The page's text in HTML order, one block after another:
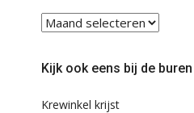
Blader
eens
ons
Kijk ook eens bij de buren
Krewinkel krijst